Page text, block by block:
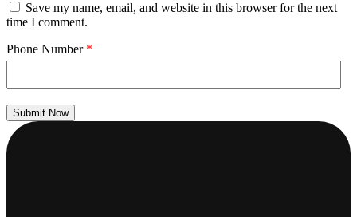
Save my name, email, and website in this browser for the next
time I comment.
Phone Number *
Submit Now